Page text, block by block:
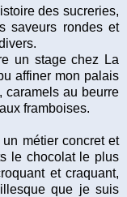
des sucreries,
saveurs rondes et
un stage chez La
affiner mon palais
caramels au beurre
framboises.
métier concret et
le chocolat le plus
et craquant,
que je suis